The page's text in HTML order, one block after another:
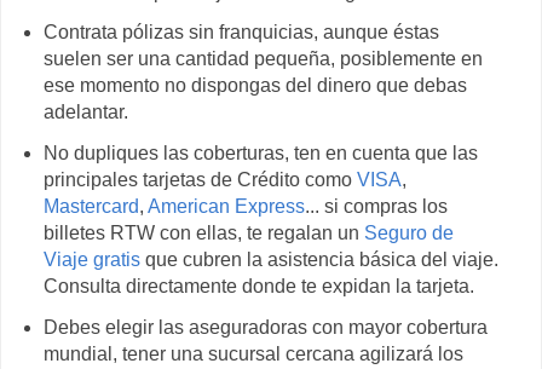
Contrata pólizas sin franquicias, aunque éstas
suelen ser una cantidad pequeña, posiblemente en
ese momento no dispongas del dinero que debas
adelantar.
No dupliques las coberturas, ten en cuenta que las
principales tarjetas de Crédito como VISA,
Mastercard, American Express... si compras los
billetes RTW con ellas, te regalan un Seguro de
Viaje gratisque cubren la asistencia básica del viaje.
Consulta directamente donde te expidan la tarjeta.
Debes elegir las aseguradoras con mayor cobertura
mundial, tener una sucursal cercana agilizará los